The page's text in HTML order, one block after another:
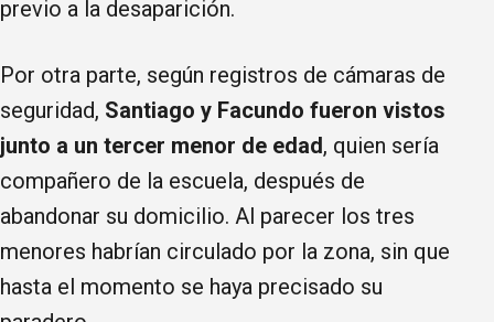
previo a la desaparición.
Por otra parte, según registros de cámaras de
seguridad, Santiago y Facundo fueron vistos
junto a un tercer menor de edad, quien sería
compañero de la escuela, después de
abandonar su domicilio. Al parecer los tres
menores habrían circulado por la zona, sin que
hasta el momento se haya precisado su